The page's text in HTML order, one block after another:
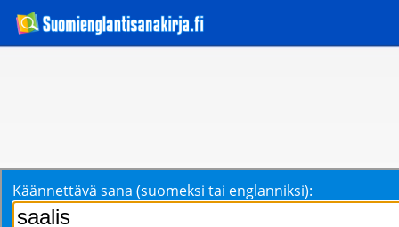
Käännettävä sana (suomeksi tai englanniksi):